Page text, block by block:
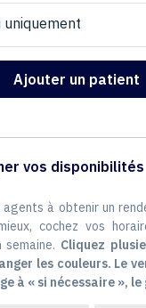
uniquement
Ajouter un patient
vos disponibilités
agents à obtenir un
cochez vos
Cliquez
les couleurs. Le
à « si nécessaire », le